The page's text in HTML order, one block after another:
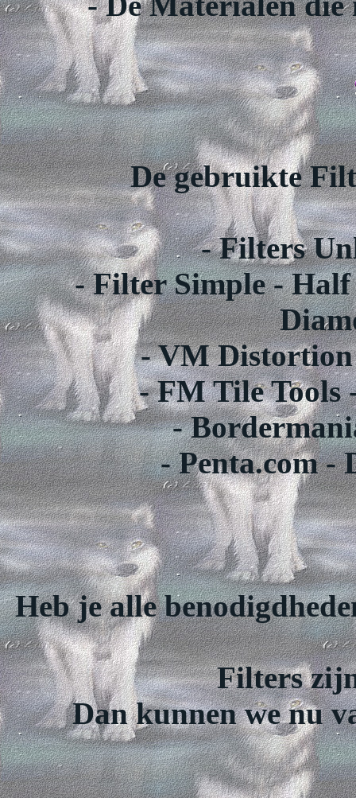
De gebruikte
- Filters
- Filter Simple -
- VM
- FM Tile Tools
-
- Penta.com -
Heb je alle
Filters
Dan kunnen we nu